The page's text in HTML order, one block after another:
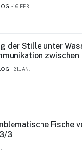
16.FEB.
der Stille unter
zwischen
21.JAN.
Fische
3